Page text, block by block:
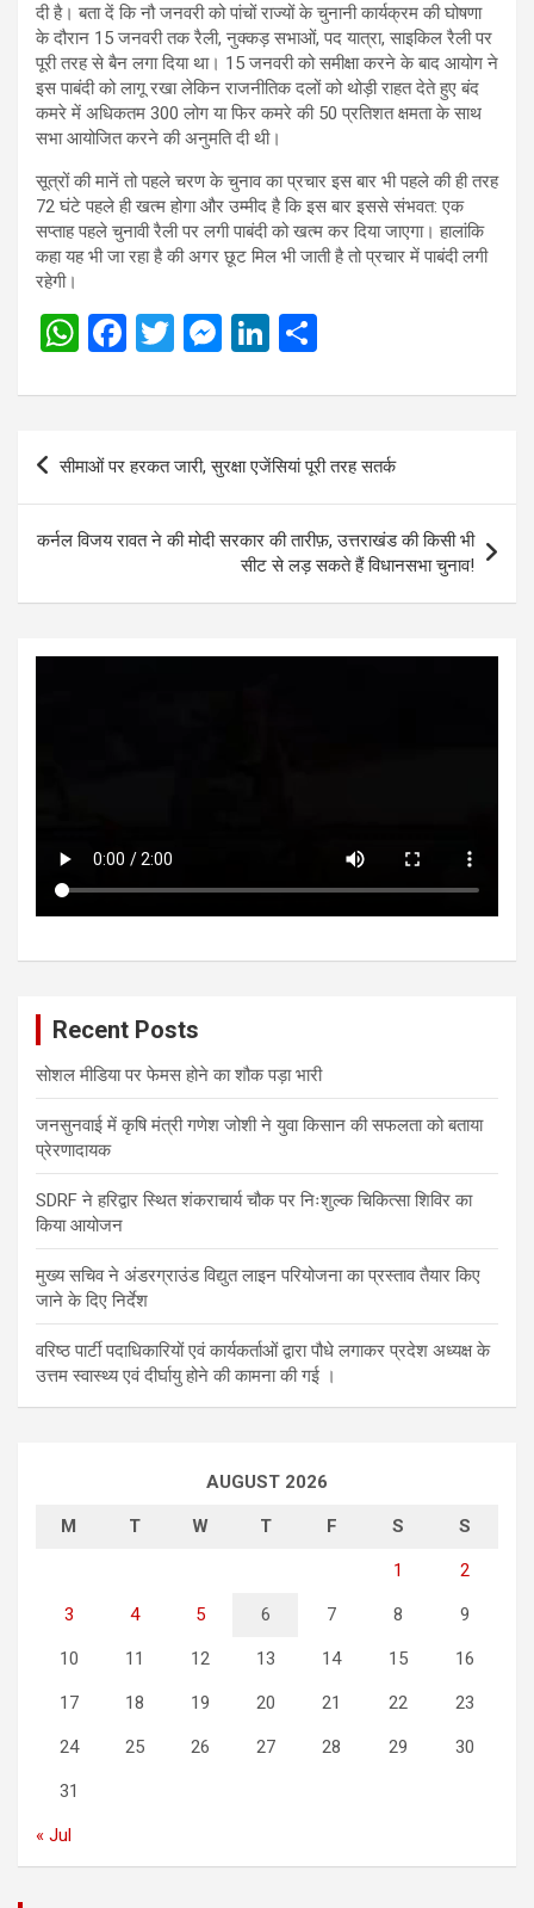
दी है। बता दें कि नौ जनवरी को पांचों राज्यों के चुनानी कार्यक्रम की घोषणा
के दौरान 15 जनवरी तक रैली, नुक्कड़ सभाओं, पद यात्रा, साइकिल रैली पर
पूरी तरह से बैन लगा दिया था। 15 जनवरी को समीक्षा करने के बाद आयोग ने
इस पाबंदी को लागू रखा लेकिन राजनीतिक दलों को थोड़ी राहत देते हुए बंद
कमरे में अधिकतम 300 लोग या फिर कमरे की 50 प्रतिशत क्षमता के साथ
सभा आयोजित करने की अनुमति दी थी।
सूत्रों की मानें तो पहले चरण के चुनाव का प्रचार इस बार भी पहले की ही तरह
72 घंटे पहले ही खत्म होगा और उम्मीद है कि इस बार इससे संभवत: एक
सप्ताह पहले चुनावी रैली पर लगी पाबंदी को खत्म कर दिया जाएगा। हालांकि
कहा यह भी जा रहा है की अगर छूट मिल भी जाती है तो प्रचार में पाबंदी लगी
रहेगी।
W
at
s
A
p
p
F
ce
o
o
k
T
tt
er
M
se
g
er
Li
ke
dI
n
ar
e
Post
सीमाओं पर हरकत जारी, सुरक्षा एजेंसियां पूरी तरह सतर्क
कर्नल विजय रावत ने की मोदी सरकार की तारीफ़, उत्तराखंड की किसी भी
सीट से लड़ सकते हैं विधानसभा चुनाव!
Recent Posts
सोशल मीडिया पर फेमस होने का शौक पड़ा भारी
जनसुनवाई में कृषि मंत्री गणेश जोशी ने युवा किसान की सफलता को बताया
प्रेरणादायक
SDRF ने हरिद्वार स्थित शंकराचार्य चौक पर निःशुल्क चिकित्सा शिविर का
किया आयोजन
मुख्य सचिव ने अंडरग्राउंड विद्युत लाइन परियोजना का प्रस्ताव तैयार किए
जाने के दिए निर्देश
वरिष्ठ पार्टी पदाधिकारियों एवं कार्यकर्ताओं द्वारा पौधे लगाकर प्रदेश अध्यक्ष के
उत्तम स्वास्थ्य एवं दीर्घायु होने की कामना की गई ।
AUGUST 2026
M T W T F S S
1 2
3 4 5 6 7 8 9
10 11 12 13 14 15 16
17 18 19 20 21 22 23
24 25 26 27 28 29 30
31
« Jul